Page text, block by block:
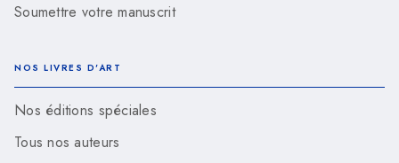
Soumettre votre manuscrit
NOS LIVRES D'ART
Nos éditions spéciales
Tous nos auteurs